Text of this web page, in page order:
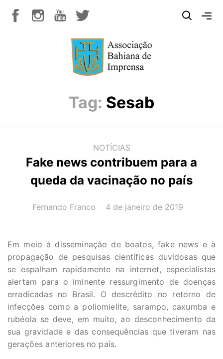
Tag: Sesab
NOTÍCIAS
Fake news contribuem para a
queda da vacinação no país
AUTOR(A):
Fernando Franco DATA:
4 de janeiro de 2019
Em meio à disseminação de boatos, fake news e à
propagação de pesquisas científicas duvidosas que
se espalham rapidamente na internet, especialistas
alertam para o iminente ressurgimento de doenças
erradicadas no Brasil. O descrédito no retorno de
infecções como a poliomielite, sarampo, caxumba e
rubéola se deve, em muito, ao desconhecimento da
sua gravidade e das consequências que tiveram nas
gerações anteriores no país.